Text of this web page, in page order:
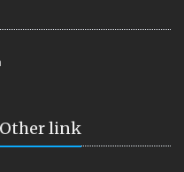
Other link